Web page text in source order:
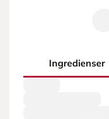
Ingredienser